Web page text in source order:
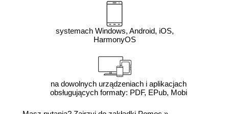
systemach Windows, Android, iOS,
HarmonyOS
na dowolnych urządzeniach i aplikacjach
obsługujących formaty: PDF, EPub, Mobi